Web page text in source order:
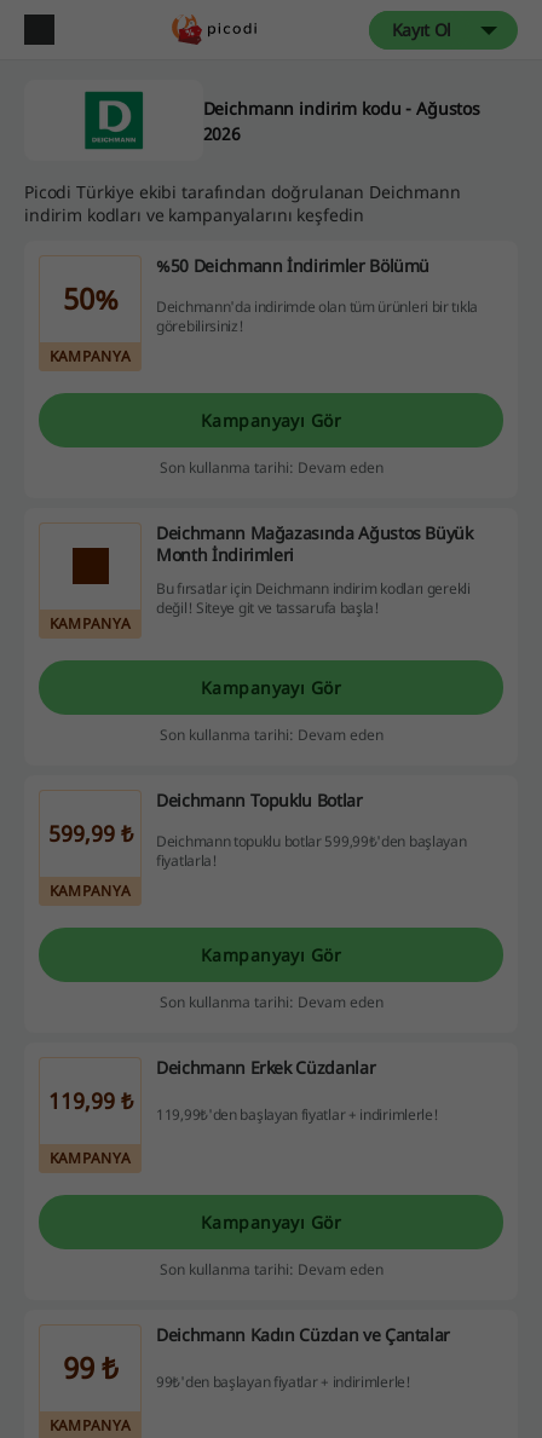
Kayıt Ol
Deichmann indirim kodu - Ağustos
2026
Picodi Türkiye ekibi tarafından doğrulanan Deichmann
indirim kodları ve kampanyalarını keşfedin
50%
KAMPANYA
%50 Deichmann İndirimler Bölümü
Deichmann'da indirimde olan tüm ürünleri bir tıkla
görebilirsiniz!
Kampanyayı Gör
Son kullanma tarihi: Devam eden
KAMPANYA
Deichmann Mağazasında Ağustos Büyük
Month İndirimleri
Bu fırsatlar için Deichmann indirim kodları gerekli
değil! Siteye git ve tassarufa başla!
Kampanyayı Gör
Son kullanma tarihi: Devam eden
599,99 ₺
KAMPANYA
Deichmann Topuklu Botlar
Deichmann topuklu botlar 599,99₺'den başlayan
fiyatlarla!
Kampanyayı Gör
Son kullanma tarihi: Devam eden
119,99 ₺
KAMPANYA
Deichmann Erkek Cüzdanlar
119,99₺'den başlayan fiyatlar + indirimlerle!
Kampanyayı Gör
Son kullanma tarihi: Devam eden
99 ₺
KAMPANYA
Deichmann Kadın Cüzdan ve Çantalar
99₺'den başlayan fiyatlar + indirimlerle!